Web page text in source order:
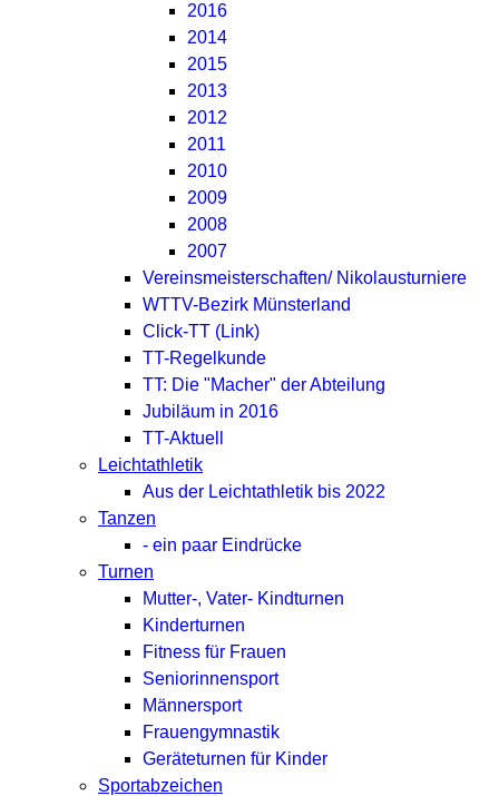
2016
2014
2015
2013
2012
2011
2010
2009
2008
2007
Vereinsmeisterschaften/ Nikolausturniere
WTTV-Bezirk Münsterland
Click-TT (Link)
TT-Regelkunde
TT: Die "Macher" der Abteilung
Jubiläum in 2016
TT-Aktuell
Leichtathletik
Aus der Leichtathletik bis 2022
Tanzen
- ein paar Eindrücke
Turnen
Mutter-, Vater- Kindturnen
Kinderturnen
Fitness für Frauen
Seniorinnensport
Männersport
Frauengymnastik
Geräteturnen für Kinder
Sportabzeichen